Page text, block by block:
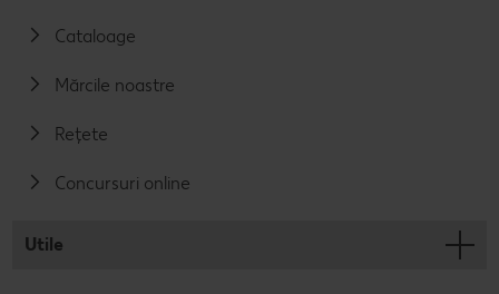
Cataloage
Mărcile noastre
Rețete
Concursuri online
Utile